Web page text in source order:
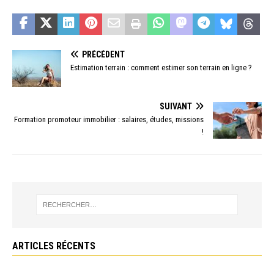
PRÉCÉDENT
Estimation terrain : comment estimer son terrain en ligne ?
SUIVANT
Formation promoteur immobilier : salaires, études, missions
!
ARTICLES RÉCENTS